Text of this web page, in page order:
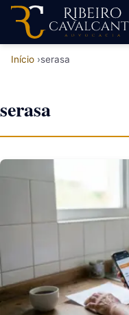
Início serasa
serasa